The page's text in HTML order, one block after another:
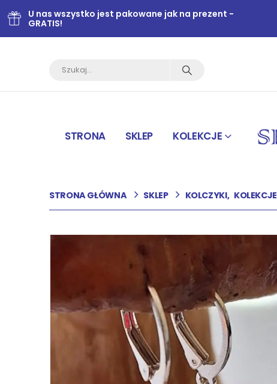
U nas wszystko jest pakowane jak na prezent -
GRATIS!
STRONA SKLEP KOLEKCJE
STRONA GŁÓWNA SKLEP KOLCZYKI, KOLEKCJE